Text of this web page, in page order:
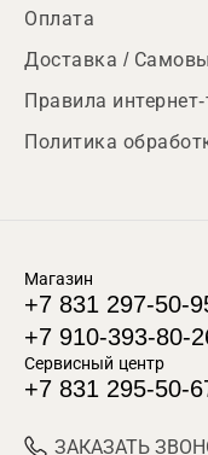
Оплата
Доставка /
Правила
Политика
Магазин
+7 831 297-50-
+7 910-393-80-
Сервисный центр
+7 831 295-50-
ЗАКАЗАТЬ